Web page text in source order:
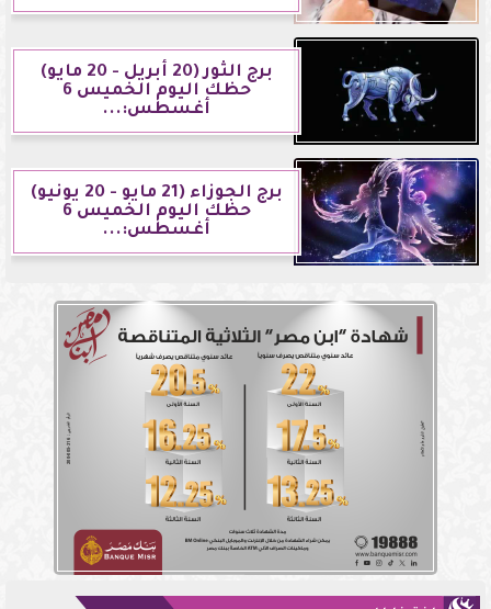
برج الثور (20 أبريل - 20 مايو)
حظك اليوم الخميس 6
أغسطس:...
برج الجوزاء (21 مايو - 20 يونيو)
حظك اليوم الخميس 6
أغسطس:...